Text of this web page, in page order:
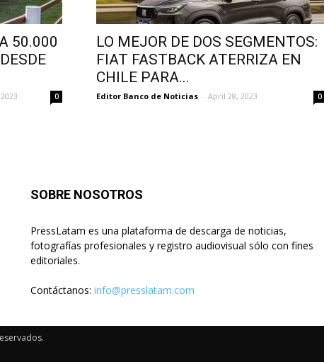
50.000
0
LO MEJOR DE DOS SEGMENTOS:
FIAT FASTBACK ATERRIZA EN
CHILE PARA...
Editor Banco de Noticias - April 28, 2023 0
SOBRE NOSOTROS
PressLatam es una plataforma de descarga de noticias,
fotografías profesionales y registro audiovisual sólo con fines
editoriales.
Contáctanos: info@presslatam.com